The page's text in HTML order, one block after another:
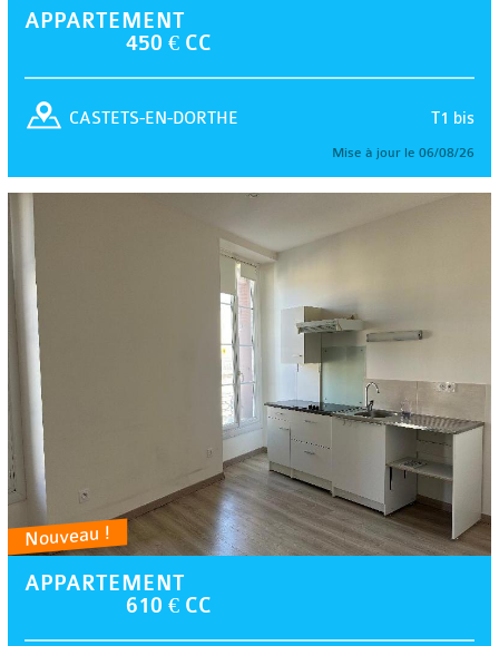
APPARTEMENT
450 € CC
T1 bis
CASTETS-EN-DORTHE
Mise à jour le 06/08/26
Nouveau !
APPARTEMENT
610 € CC